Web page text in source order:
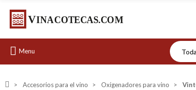
Menu
Accesorios para el vino Oxigenadores para vino